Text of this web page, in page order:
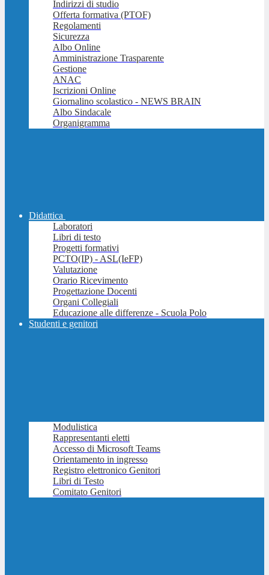
Indirizzi di studio
Offerta formativa (PTOF)
Regolamenti
Sicurezza
Albo Online
Amministrazione Trasparente
Gestione
ANAC
Iscrizioni Online
Giornalino scolastico - NEWS BRAIN
Albo Sindacale
Organigramma
Didattica
Laboratori
Libri di testo
Progetti formativi
PCTO(IP) - ASL(IeFP)
Valutazione
Orario Ricevimento
Progettazione Docenti
Organi Collegiali
Educazione alle differenze - Scuola Polo
Studenti e genitori
Modulistica
Rappresentanti eletti
Accesso di Microsoft Teams
Orientamento in ingresso
Registro elettronico Genitori
Libri di Testo
Comitato Genitori